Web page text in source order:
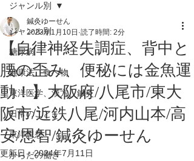
ジャンル別
糖尿病
健康法、食べ物
東洋医学、漢方、鍼灸
日常のこと
東洋思想
からだの働き
ジャンル別
【自律神経失調症、背中と
腰の歪み、便秘には金魚運
動！】大阪府/八尾市/東大
阪市/近鉄八尾/河内山本/高
安/恩智/鍼灸ゆーせん
鍼灸ゆーせん
2023年1月10日 読了時間: 2分
更新日：2024年7月11日